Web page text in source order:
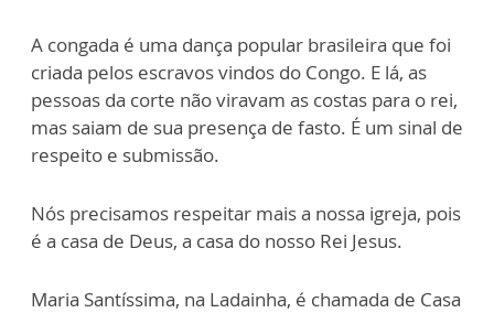
A congada é uma dança popular brasileira que foi
criada pelos escravos vindos do Congo. E lá, as
pessoas da corte não viravam as costas para o rei,
mas saiam de sua presença de fasto. É um sinal de
respeito e submissão.
Nós precisamos respeitar mais a nossa igreja, pois
é a casa de Deus, a casa do nosso Rei Jesus.
Maria Santíssima, na Ladainha, é chamada de Casa